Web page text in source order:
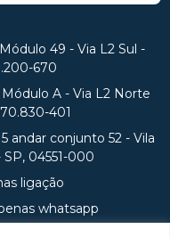
49 - Via L2 Sul -
670
A - Via L2 Norte
401
andar conjunto 52 - Vila
04551-000
ligação
whatsapp